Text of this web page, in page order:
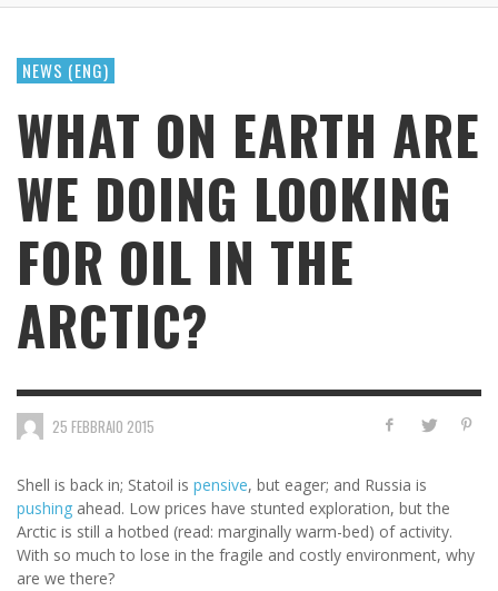
NEWS (ENG)
WHAT ON EARTH ARE
WE DOING LOOKING
FOR OIL IN THE
ARCTIC?
25 FEBBRAIO 2015
Shell is back in; Statoil is pensive, but eager; and Russia is
pushing ahead. Low prices have stunted exploration, but the
Arctic is still a hotbed (read: marginally warm-bed) of activity.
With so much to lose in the fragile and costly environment, why
are we there?